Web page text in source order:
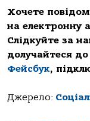
Хочете
на електронну
Слідкуйте за
долучайтеся
Фейсбук,
Джерело: